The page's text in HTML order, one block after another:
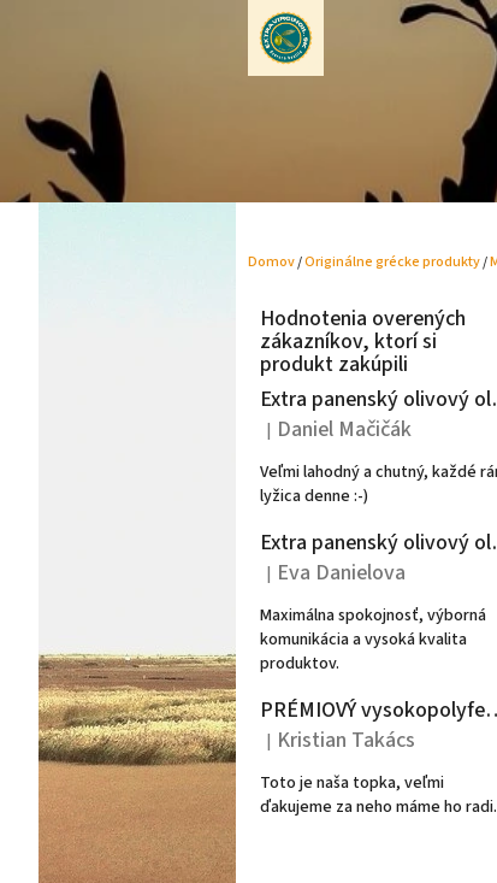
Domov/Originálne grécke produkty/
Hodnotenia overených
zákazníkov, ktorí si
produkt zakúpili
Extra
Hodnotenie produktu je 5 z 5
Daniel Mačičák
Veľmi lahodný a chutný, každé
lyžica denne :-)
Extra
Hodnotenie produktu je 5 z 5
Eva Danielova
Maximálna spokojnosť, výborná
komunikácia a vysoká kvalita
produktov.
PRÉMIOVÝ
Hodnotenie produktu je 5 z 5
Kristian Takács
Toto je naša topka, veľmi
ďakujeme za neho máme ho radi.